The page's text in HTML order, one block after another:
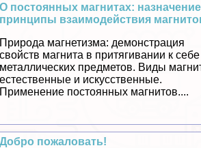
О постоянных магнитах:
принципы взаимодействия
Природа магнетизма: демонстрация
свойств магнита в притягивании к себе
металлических предметов. Виды
естественные и искусственные.
Применение постоянных магнитов....
Добро пожаловать!